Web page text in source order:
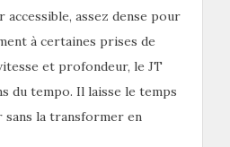
assez dense pour
à certaines prises de
et profondeur, le JT
du tempo. Il laisse le temps
sans la transformer en